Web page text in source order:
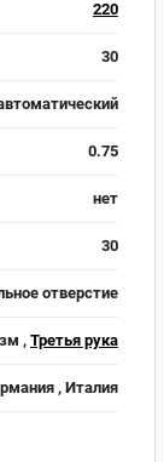
220
30
0.75
нет
30
отверстие
, Третья рука
, Италия